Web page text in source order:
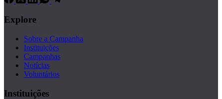
Explore
Sobre a Campanha
Instituições
Campanhas
Notícias
Voluntários
Instituições